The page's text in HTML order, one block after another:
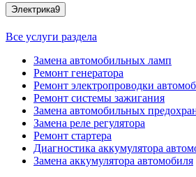
Электрика9
Все услуги раздела
Замена автомобильных ламп
Ремонт генератора
Ремонт электропроводки
Ремонт системы зажигания
Замена автомобильных
Замена реле регулятора
Ремонт стартера
Диагностика аккумулятора
Замена аккумулятора автомобиля